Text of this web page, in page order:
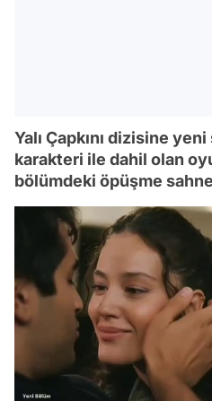
Yalı Çapkını dizisine
karakteri ile dahil olan
bölümdeki öpüşme